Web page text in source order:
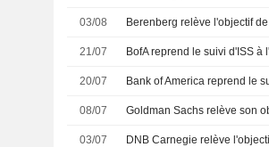
03/08
21/07
20/07
08/07
03/07